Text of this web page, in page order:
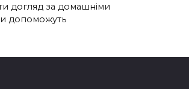
догляд за домашніми
допоможуть